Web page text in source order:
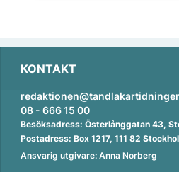
KONTAKT
08 - 666 15 00
Besöksadress: Österlånggatan 43,
Postadress: Box 1217, 111 82
Ansvarig utgivare: Anna Norberg